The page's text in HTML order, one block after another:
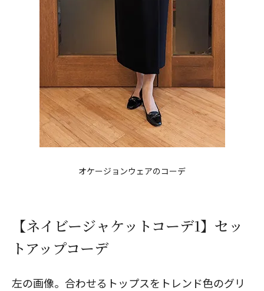
オケージョンウェアのコーデ
【ネイビージャケットコーデ1】セッ
トアップコーデ
左の画像。合わせるトップスをトレンド色のグリ